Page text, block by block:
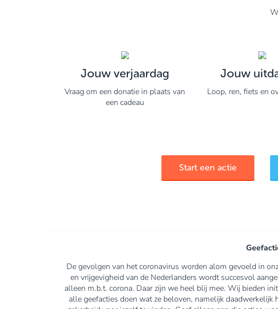
Jouw verjaardag
Vraag om een donatie in plaats van
een cadeau
Jouw
Loop, ren, fiets en
Start een actie
De gevolgen van het coronavirus worden alom gevoeld in
en vrijgevigheid van de Nederlanders wordt succesvol
alleen m.b.t. corona. Daar zijn we heel blij mee. Wij bieden
alle geefacties doen wat ze beloven, namelijk daadwerkelijk